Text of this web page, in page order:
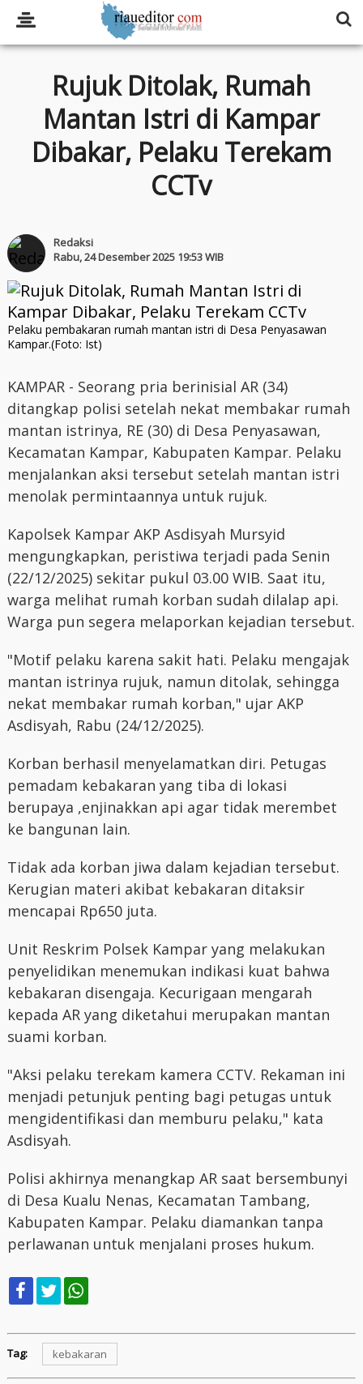
Rujuk Ditolak, Rumah
Mantan Istri di Kampar
Dibakar, Pelaku Terekam
CCTv
Redaksi
Rabu, 24 Desember 2025 19:53 WIB
Pelaku pembakaran rumah mantan istri di Desa Penyasawan
Kampar.(Foto: Ist)
KAMPAR - Seorang pria berinisial AR (34)
ditangkap polisi setelah nekat membakar rumah
mantan istrinya, RE (30) di Desa Penyasawan,
Kecamatan Kampar, Kabupaten Kampar. Pelaku
menjalankan aksi tersebut setelah mantan istri
menolak permintaannya untuk rujuk.
Kapolsek Kampar AKP Asdisyah Mursyid
mengungkapkan, peristiwa terjadi pada Senin
(22/12/2025) sekitar pukul 03.00 WIB. Saat itu,
warga melihat rumah korban sudah dilalap api.
Warga pun segera melaporkan kejadian tersebut.
"Motif pelaku karena sakit hati. Pelaku mengajak
mantan istrinya rujuk, namun ditolak, sehingga
nekat membakar rumah korban," ujar AKP
Asdisyah, Rabu (24/12/2025).
Korban berhasil menyelamatkan diri. Petugas
pemadam kebakaran yang tiba di lokasi
berupaya ,enjinakkan api agar tidak merembet
ke bangunan lain.
Tidak ada korban jiwa dalam kejadian tersebut.
Kerugian materi akibat kebakaran ditaksir
mencapai Rp650 juta.
Unit Reskrim Polsek Kampar yang melakukan
penyelidikan menemukan indikasi kuat bahwa
kebakaran disengaja. Kecurigaan mengarah
kepada AR yang diketahui merupakan mantan
suami korban.
"Aksi pelaku terekam kamera CCTV. Rekaman ini
menjadi petunjuk penting bagi petugas untuk
mengidentifikasi dan memburu pelaku," kata
Asdisyah.
Polisi akhirnya menangkap AR saat bersembunyi
di Desa Kualu Nenas, Kecamatan Tambang,
Kabupaten Kampar. Pelaku diamankan tanpa
perlawanan untuk menjalani proses hukum.
Tag: kebakaran